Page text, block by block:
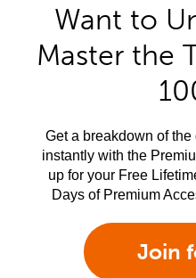
Want to
Master the
Get a breakdown of
instantly with the
up for your Free
Days of Premium
Join